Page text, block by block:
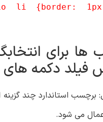
li {border:
ها برای
دکمه‌ های
برچسب استاندارد چند
می شود.